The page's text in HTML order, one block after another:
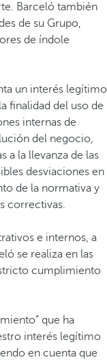
Barceló también
de su Grupo,
de índole
un interés legítimo
finalidad del uso de
internas de
del negocio,
a la llevanza de las
desviaciones en
de la normativa y
correctivas.
e internos, a
se realiza en las
cumplimiento
que ha
interés legítimo
en cuenta que